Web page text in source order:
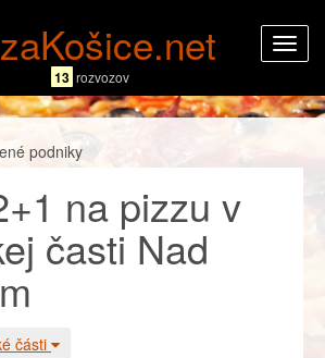
13 rozvozov
podniky
na pizzu v
časti Nad
části